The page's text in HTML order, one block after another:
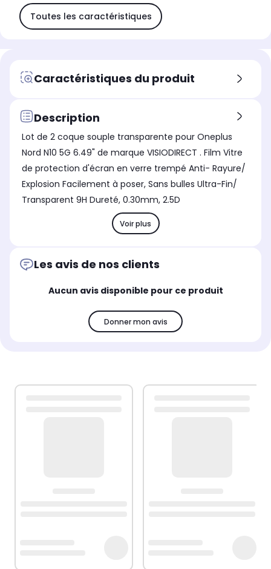
Toutes les caractéristiques
Caractéristiques du produit
Description
Lot de 2 coque souple transparente pour Oneplus
Nord N10 5G 6.49" de marque VISIODIRECT . Film Vitre
de protection d'écran en verre trempé Anti- Rayure/
Explosion Facilement à poser, Sans bulles Ultra-Fin/
Transparent 9H Dureté, 0.30mm, 2.5D
Voir plus
Les avis de nos clients
Aucun avis disponible pour ce produit
Donner mon avis